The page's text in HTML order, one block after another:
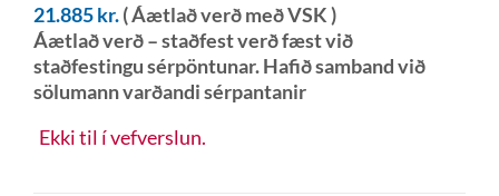
21.885kr.( Áætlað verð með VSK )
Áætlað verð – staðfest verð fæst við
staðfestingu sérpöntunar. Hafið samband við
sölumann varðandi sérpantanir
Ekki til í vefverslun.